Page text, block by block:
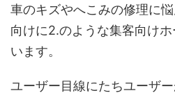
車のキズやへこみの修理に
向けに2.のような集客向け
います。
ユーザー目線にたちユーザ